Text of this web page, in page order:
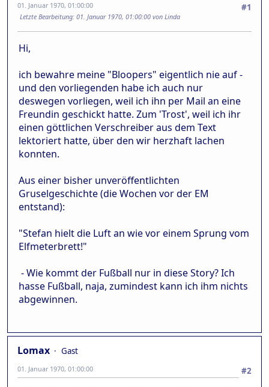
#1
01. Januar 1970, 01:00:00
Letzte Bearbeitung: 01. Januar 1970, 01:00:00 von Linda
Hi,
ich bewahre meine "Bloopers" eigentlich nie auf -
und den vorliegenden habe ich auch nur
deswegen vorliegen, weil ich ihn per Mail an eine
Freundin geschickt hatte. Zum 'Trost', weil ich ihr
einen göttlichen Verschreiber aus dem Text
lektoriert hatte, über den wir herzhaft lachen
konnten.
Aus einer bisher unveröffentlichten
Gruselgeschichte (die Wochen vor der EM
entstand):
"Stefan hielt die Luft an wie vor einem Sprung vom
Elfmeterbrett!"
- Wie kommt der Fußball nur in diese Story? Ich
hasse Fußball, naja, zumindest kann ich ihm nichts
abgewinnen.
Lomax
Gast
#2
01. Januar 1970, 01:00:00